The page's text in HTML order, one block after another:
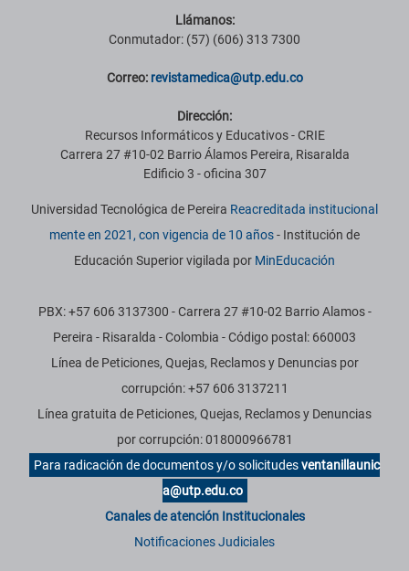
Llámanos:
Conmutador: (57) (606) 313 7300
Correo: revistamedica@utp.edu.co
Dirección:
Recursos Informáticos y Educativos - CRIE
Carrera 27 #10-02 Barrio Álamos Pereira, Risaralda
Edificio 3 - oficina 307
Universidad Tecnológica de Pereira Reacreditada institucional
mente en 2021, con vigencia de 10 años- Institución de
Educación Superior vigilada por MinEducación
PBX: +57 606 3137300 - Carrera 27 #10-02 Barrio Alamos -
Pereira - Risaralda - Colombia - Código postal: 660003
Línea de Peticiones, Quejas, Reclamos y Denuncias por
corrupción: +57 606 3137211
Línea gratuita de Peticiones, Quejas, Reclamos y Denuncias
por corrupción: 018000966781
Para radicación de documentos y/o solicitudesventanillaunic
a@utp.edu.co
Canales de atención Institucionales
Notificaciones Judiciales